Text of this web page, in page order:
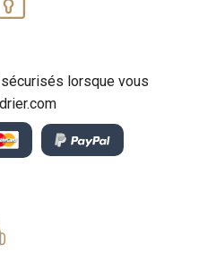
lorsque vous